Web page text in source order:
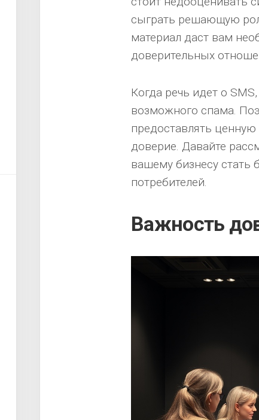
сыграть решающую
материал даст вам
доверительных
Когда речь идет о
возможного спама.
предоставлять
доверие. Давайте
вашему бизнесу стать
потребителей.
Важность